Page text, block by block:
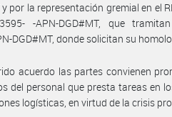
por la representación gremial en el
-APN-DGD#MT, que
DGD#MT, donde solicitan su
acuerdo las partes convienen
del personal que presta tareas en
logísticas, en virtud de la crisis